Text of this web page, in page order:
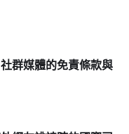
群媒體的免責條款與